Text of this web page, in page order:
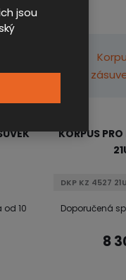
jsou
10
KORPUS
DKP KZ 4527 21U
Doporučená
8